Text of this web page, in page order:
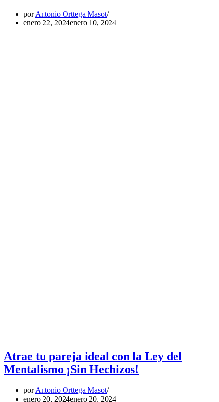
porAntonio Orttega Masot
enero 22, 2024enero 10, 2024
Atrae tu pareja ideal con la Ley del
Mentalismo ¡Sin Hechizos!
porAntonio Orttega Masot
enero 20, 2024enero 20, 2024